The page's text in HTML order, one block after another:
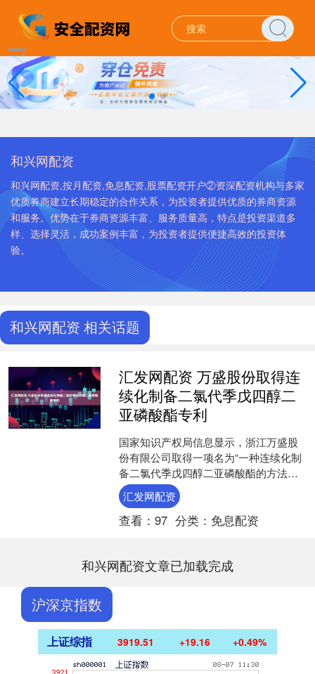
和兴网配资
和兴网配资,按月配资,免息配资,股票配资开户②资深配资机构与多家
优质券商建立长期稳定的合作关系，为投资者提供优质的券商资源
和服务。优势在于券商资源丰富、服务质量高，特点是投资渠道多
样、选择灵活，成功案例丰富，为投资者提供便捷高效的投资体
验。
和兴网配资 相关话题
汇发网配资 万盛股份取得连
续化制备二氯代季戊四醇二
亚磷酸酯专利
国家知识产权局信息显示，浙江万盛股
份有限公司取得一项名为“一种连续化制
备二氯代季戊四醇二亚磷酸酯的方法及
装置”的专利，授权公告号
CN116239632B，申请日....
汇发网配资
查看： 97 分类： 免息配资
和兴网配资文章已加载完成
沪深京指数
上证综指 3919.51 +19.16 +0.49%